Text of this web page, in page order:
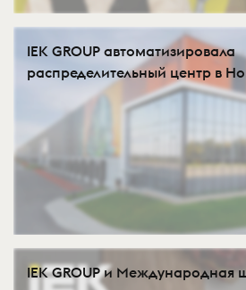
IEK GROUP автоматизировала
распределительный центр в
IEK GROUP и Международная